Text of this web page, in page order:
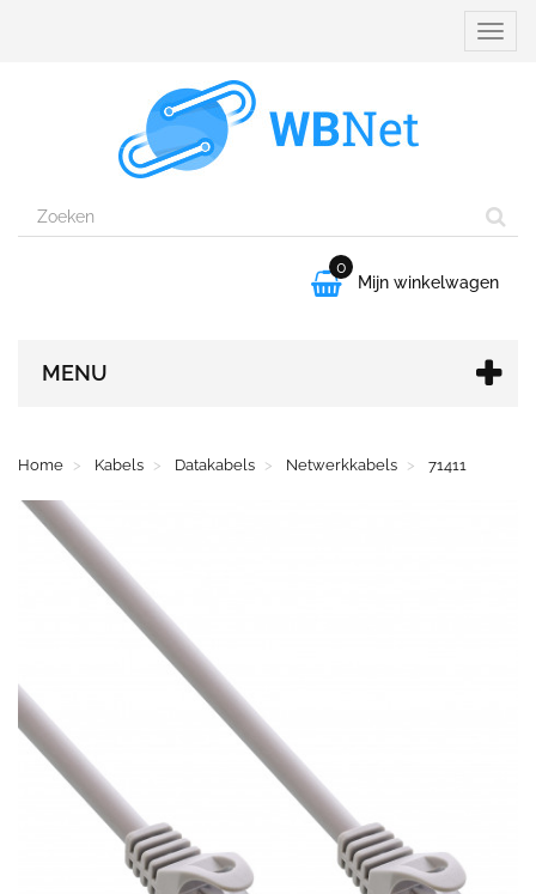

0
Mijn winkelwagen
MENU
Home Kabels Datakabels Netwerkkabels 71411